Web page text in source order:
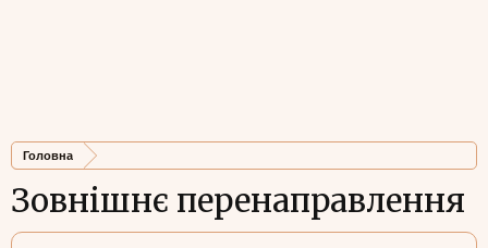
Головна
Зовнішнє перенаправлення